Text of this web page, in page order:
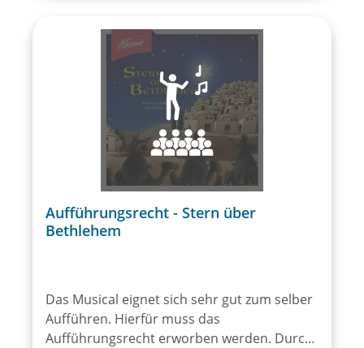
Aufführungsrecht - Stern über
Bethlehem
Das Musical eignet sich sehr gut zum selber
Aufführen. Hierfür muss das
Aufführungsrecht erworben werden. Durch